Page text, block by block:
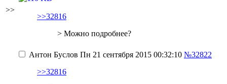
>>
>>32816
> Можно подробнее?
Антон Буслов Пн 21 сентября 2015 00:32:10 №32822
>>32816